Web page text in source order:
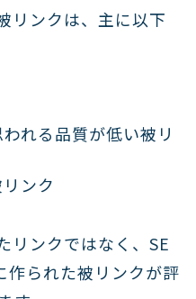
リンクは、主に以下
れる品質が低い被リ
ンク
リンクではなく、SE
作られた被リンクが評